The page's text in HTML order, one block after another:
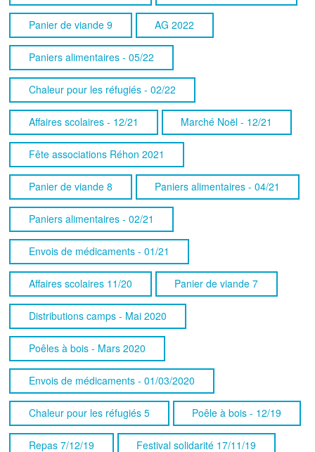
Panier de viande 9 AG 2022
Paniers alimentaires - 05/22
Chaleur pour les réfugiés - 02/22
Affaires scolaires - 12/21 Marché Noël - 12/21
Fête associations Réhon 2021
Panier de viande 8 Paniers alimentaires - 04/21
Paniers alimentaires - 02/21
Envois de médicaments - 01/21
Affaires scolaires 11/20 Panier de viande 7
Distributions camps - Mai 2020
Poêles à bois - Mars 2020
Envois de médicaments - 01/03/2020
Chaleur pour les réfugiés 5 Poêle à bois - 12/19
Repas 7/12/19 Festival solidarité 17/11/19